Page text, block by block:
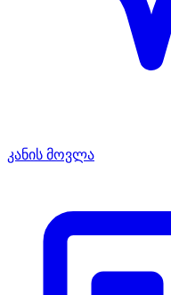
კანის მოვლა